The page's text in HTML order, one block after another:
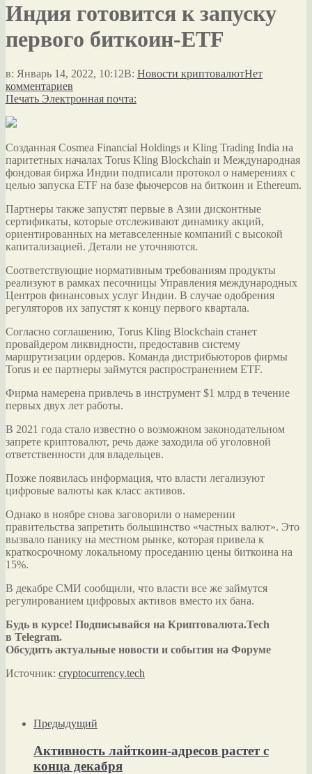
Индия готовится к запуску
первого биткоин-ETF
в: Январь 14, 2022, 10:12В: Новости криптовалютНет
комментариев
Печать Электронная почта:
Созданная Cosmea Financial Holdings и Kling Trading India на
паритетных началах Torus Kling Blockchain и Международная
фондовая биржа Индии подписали протокол о намерениях с
целью запуска ETF на базе фьючерсов на биткоин и Ethereum.
Партнеры также запустят первые в Азии дисконтные
сертификаты, которые отслеживают динамику акций,
ориентированных на метавселенные компаний с высокой
капитализацией. Детали не уточняются.
Соответствующие нормативным требованиям продукты
реализуют в рамках песочницы Управления международных
Центров финансовых услуг Индии. В случае одобрения
регуляторов их запустят к концу первого квартала.
Согласно соглашению, Torus Kling Blockchain станет
провайдером ликвидности, предоставив систему
маршрутизации ордеров. Команда дистрибьюторов фирмы
Torus и ее партнеры займутся распространением ETF.
Фирма намерена привлечь в инструмент $1 млрд в течение
первых двух лет работы.
В 2021 года стало известно о возможном законодательном
запрете криптовалют, речь даже заходила об уголовной
ответственности для владельцев.
Позже появилась информация, что власти легализуют
цифровые валюты как класс активов.
Однако в ноябре снова заговорили о намерении
правительства запретить большинство «частных валют». Это
вызвало панику на местном рынке, которая привела к
краткосрочному локальному проседанию цены биткоина на
15%.
В декабре СМИ сообщили, что власти все же займутся
регулированием цифровых активов вместо их бана.
Будь в курсе! Подписывайся на Криптовалюта.Tech
в Telegram.
Обсудить актуальные новости и события на Форуме
Источник: cryptocurrency.tech
Предыдущий
Активность лайткоин-адресов растет с
конца декабря